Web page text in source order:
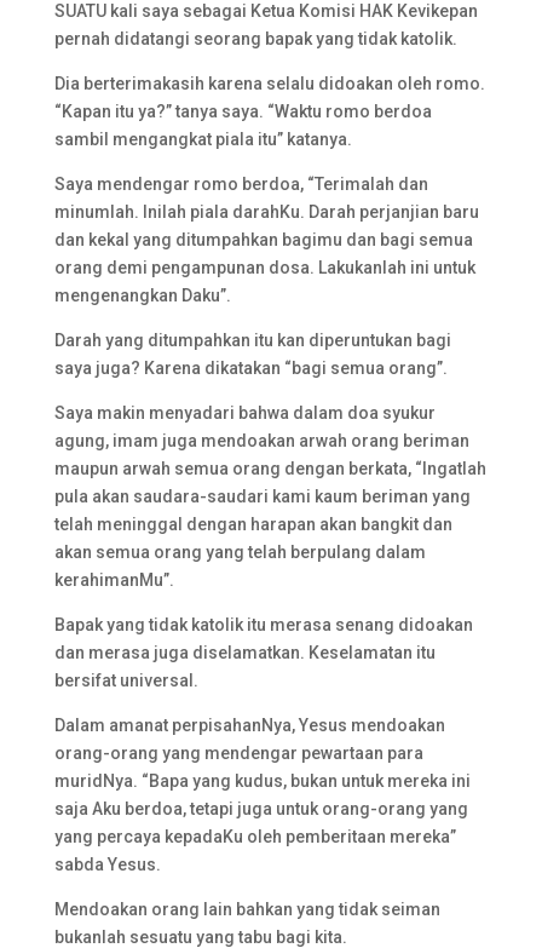
SUATU kali saya sebagai Ketua Komisi HAK Kevikepan
pernah didatangi seorang bapak yang tidak katolik.
Dia berterimakasih karena selalu didoakan oleh romo.
“Kapan itu ya?” tanya saya. “Waktu romo berdoa
sambil mengangkat piala itu” katanya.
Saya mendengar romo berdoa, “Terimalah dan
minumlah. Inilah piala darahKu. Darah perjanjian baru
dan kekal yang ditumpahkan bagimu dan bagi semua
orang demi pengampunan dosa. Lakukanlah ini untuk
mengenangkan Daku”.
Darah yang ditumpahkan itu kan diperuntukan bagi
saya juga? Karena dikatakan “bagi semua orang”.
Saya makin menyadari bahwa dalam doa syukur
agung, imam juga mendoakan arwah orang beriman
maupun arwah semua orang dengan berkata, “Ingatlah
pula akan saudara-saudari kami kaum beriman yang
telah meninggal dengan harapan akan bangkit dan
akan semua orang yang telah berpulang dalam
kerahimanMu”.
Bapak yang tidak katolik itu merasa senang didoakan
dan merasa juga diselamatkan. Keselamatan itu
bersifat universal.
Dalam amanat perpisahanNya, Yesus mendoakan
orang-orang yang mendengar pewartaan para
muridNya. “Bapa yang kudus, bukan untuk mereka ini
saja Aku berdoa, tetapi juga untuk orang-orang yang
yang percaya kepadaKu oleh pemberitaan mereka”
sabda Yesus.
Mendoakan orang lain bahkan yang tidak seiman
bukanlah sesuatu yang tabu bagi kita.